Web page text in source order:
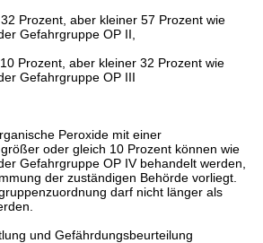
Prozent, aber kleiner 57 Prozent wie
Gefahrgruppe OP II,
Prozent, aber kleiner 32 Prozent wie
Gefahrgruppe OP III
Peroxide mit einer
oder gleich 10 Prozent können wie
Gefahrgruppe OP IV behandelt werden,
der zuständigen Behörde vorliegt.
darf nicht länger als
und Gefährdungsbeurteilung